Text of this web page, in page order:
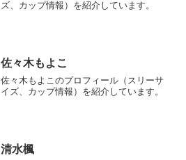
ズ、カップ情報）を紹介しています。
佐々木もよこ
佐々木もよこのプロフィール（スリーサ
イズ、カップ情報）を紹介しています。
清水楓